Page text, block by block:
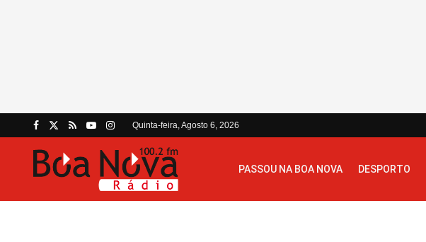
Quinta-feira, Agosto 6, 2026
PASSOU NA BOA NOVA DESPORTO